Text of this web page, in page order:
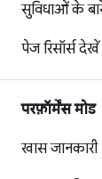
सुविधाओं के
पेज रिसॉर्स देखें
परफ़ॉर्मेंस मोड
खास जानकारी